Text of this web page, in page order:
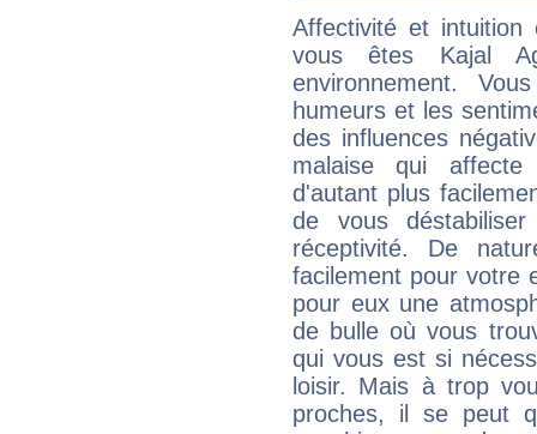
Affectivité et intuition
vous êtes Kajal
environnement.
humeurs et les
des influences
malaise qui
d'autant plus
de vous
réceptivité. De
facilement pour votre
pour eux une
de bulle où vous
qui vous est si
loisir. Mais à trop
proches, il se peut